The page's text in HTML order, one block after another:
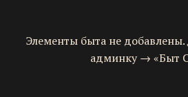
Элементы быта не добавлены.
админку → «Быт